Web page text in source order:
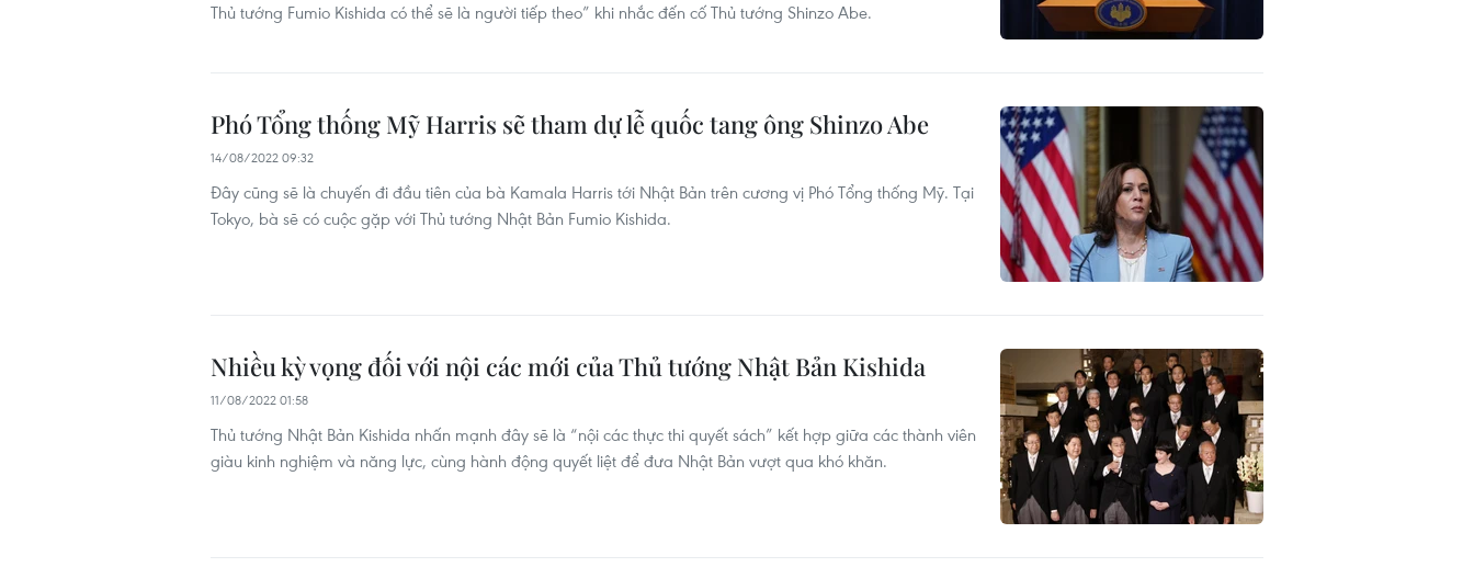
Thủ tướng Fumio Kishida có thể sẽ là người tiếp theo” khi nhắc đến cố Thủ tướng Shinzo Abe.
Phó Tổng thống Mỹ Harris sẽ tham dự lễ quốc tang ông Shinzo Abe
14/08/2022 09:32
Đây cũng sẽ là chuyến đi đầu tiên của bà Kamala Harris tới Nhật Bản trên cương vị Phó Tổng thống Mỹ. Tại
Tokyo, bà sẽ có cuộc gặp với Thủ tướng Nhật Bản Fumio Kishida.
Nhiều kỳ vọng đối với nội các mới của Thủ tướng Nhật Bản Kishida
11/08/2022 01:58
Thủ tướng Nhật Bản Kishida nhấn mạnh đây sẽ là “nội các thực thi quyết sách” kết hợp giữa các thành viên
giàu kinh nghiệm và năng lực, cùng hành động quyết liệt để đưa Nhật Bản vượt qua khó khăn.